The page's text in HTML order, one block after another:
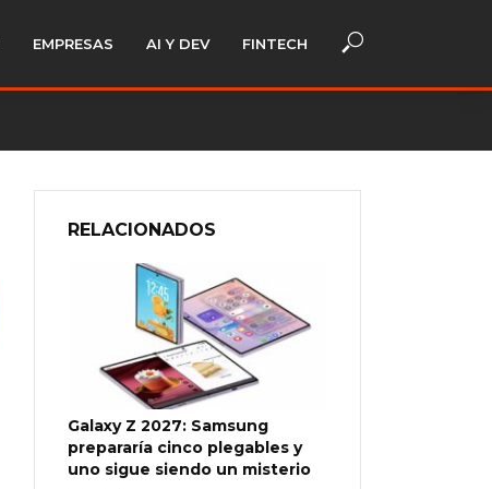
EMPRESAS AI Y DEV FINTECH
RELACIONADOS
Galaxy Z 2027: Samsung
prepararía cinco plegables y
uno sigue siendo un misterio